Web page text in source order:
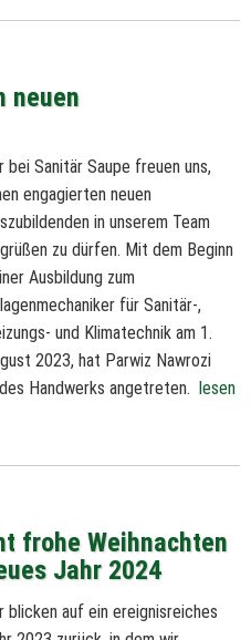
neuen
bei Sanitär Saupe freuen uns,
engagierten neuen
in unserem Team
zu dürfen. Mit dem Beginn
Ausbildung zum
für Sanitär-,
und Klimatechnik am 1.
2023, hat Parwiz Nawrozi
Handwerks angetreten. lesen
frohe Weihnachten
Jahr 2024
blicken auf ein ereignisreiches